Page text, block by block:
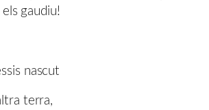
gaudiu!
nascut
terra,